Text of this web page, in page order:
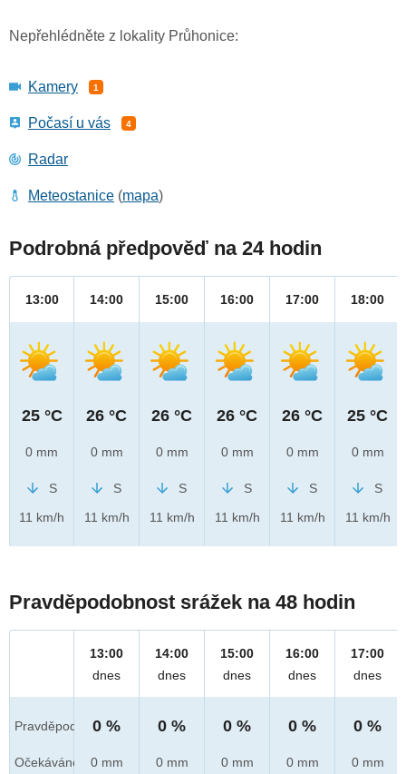
Nepřehlédněte z lokality Průhonice:
Kamery 1
Počasí u vás 4
Radar
Meteostanice (mapa)
Podrobná předpověď na 24 hodin
13:00
25 °C
0 mm
S
11 km/h
14:00
26 °C
0 mm
S
11 km/h
15:00
26 °C
0 mm
S
11 km/h
16:00
26 °C
0 mm
S
11 km/h
17:00
26 °C
0 mm
S
11 km/h
18:00
25 °C
0 mm
S
11 km/h
Pravděpodobnost srážek na 48 hodin
Pravděpod.
Očekáváno
13:00
dnes
0 %
0 mm
14:00
dnes
0 %
0 mm
15:00
dnes
0 %
0 mm
16:00
dnes
0 %
0 mm
17:00
dnes
0 %
0 mm